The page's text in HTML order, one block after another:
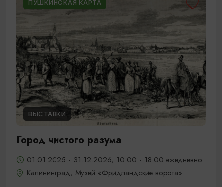
ПУШКИНСКАЯ КАРТА
ВЫСТАВКИ
Город чистого разума
01.01.2025 - 31.12.2026, 10:00 - 18:00 ежедневно
Калининград, Музей «Фридландские ворота»